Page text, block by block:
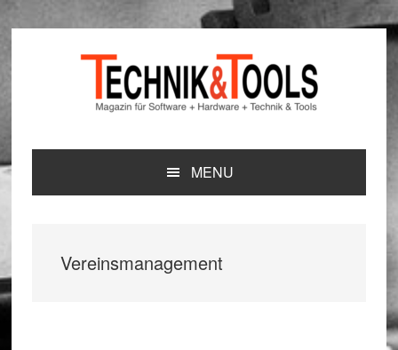
Zur
Hauptnavigation
Zum
Inhalt
Zur
Seitenspalte
MENU
Vereinsmanagement